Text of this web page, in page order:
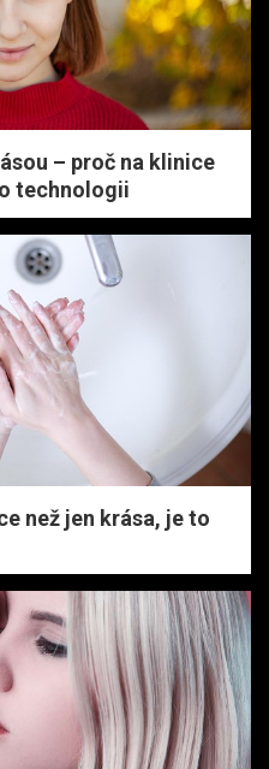
– proč na klinice
technologii
než jen krása, je to